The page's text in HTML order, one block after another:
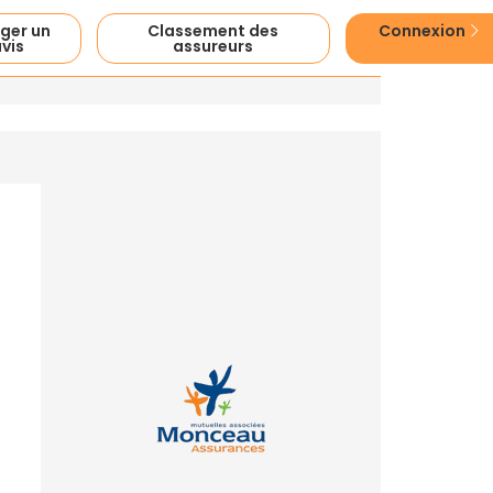
un Classement des
assureurs
Connexion